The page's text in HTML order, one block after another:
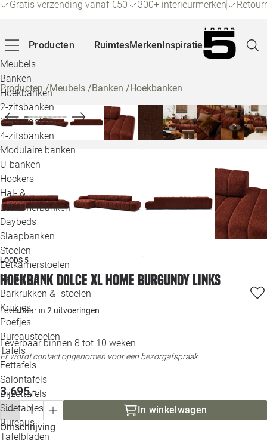
Gratis verzending vanaf €50 300+ interieurmerken
Producten
Meubels
Banken
Hoekbanken
2-zitsbanken
3-zitsbanken
4-zitsbanken
Modulaire banken
U-banken
Hockers
Hal- &
Eetkamerbanken
Daybeds
Slaapbanken
Stoelen
Eetkamerstoelen
Fauteuils
Barkrukken & -stoelen
Krukjes
Poefjes
Bureaustoelen
Tafels
Eettafels
Salontafels
Bijzettafels
Sidetables
Bureaus
Tafelbladen
RuimtesMerkenInspiratie
Producten/Meubels /Banken /Hoekbanken
LOODS 5
Hoekbank Dolce XL home burgundy links
Leverbaar in 2 uitvoeringen
Leverbaar binnen 8 tot 10 weken
Er wordt contact opgenomen voor een bezorgafspraak
3.695,-
In winkelwagen
Omschrijving